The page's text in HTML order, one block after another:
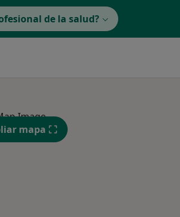
de la salud?
mapa